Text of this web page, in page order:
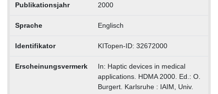
Publikationsjahr 2000
Sprache Englisch
Identifikator KITopen-ID: 32672000
Erscheinungsvermerk
In: Haptic devices in medical
applications. HDMA 2000. Ed.: O.
Burgert. Karlsruhe : IAIM, Univ.